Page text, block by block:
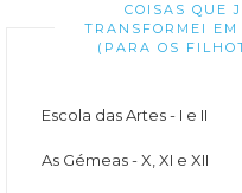
COISAS QUE
TRANSFORMEI EM
(PARA OS
Escola das Artes - I e II
As Gémeas - X, XI e XII